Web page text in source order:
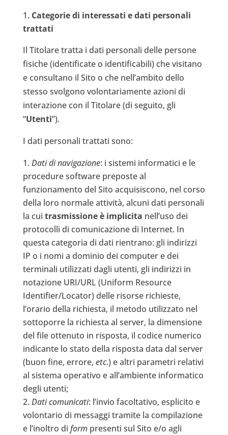
Categorie di interessati e dati personali
trattati
Il Titolare tratta i dati personali delle persone
fisiche (identificate o identificabili) che visitano
e consultano il Sito o che nell’ambito dello
stesso svolgono volontariamente azioni di
interazione con il Titolare (di seguito, gli
“Utenti”).
I dati personali trattati sono:
Dati di navigazione: i sistemi informatici e le
procedure software preposte al
funzionamento del Sito acquisiscono, nel corso
della loro normale attività, alcuni dati personali
la cui trasmissione è implicita nell’uso dei
protocolli di comunicazione di Internet. In
questa categoria di dati rientrano: gli indirizzi
IP o i nomi a dominio dei computer e dei
terminali utilizzati dagli utenti, gli indirizzi in
notazione URI/URL (Uniform Resource
Identifier/Locator) delle risorse richieste,
l’orario della richiesta, il metodo utilizzato nel
sottoporre la richiesta al server, la dimensione
del file ottenuto in risposta, il codice numerico
indicante lo stato della risposta data dal server
(buon fine, errore, etc.) e altri parametri relativi
al sistema operativo e all’ambiente informatico
degli utenti;
Dati comunicati: l’invio facoltativo, esplicito e
volontario di messaggi tramite la compilazione
e l’inoltro di form presenti sul Sito e/o agli